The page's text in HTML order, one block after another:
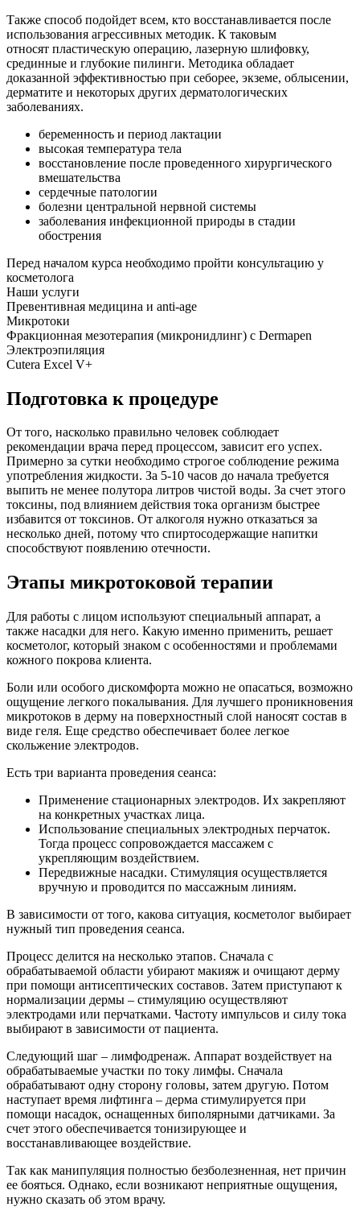
Также способ подойдет всем, кто восстанавливается после
использования агрессивных методик. К таковым
относят пластическую операцию, лазерную шлифовку,
срединные и глубокие пилинги. Методика обладает
доказанной эффективностью при себорее, экземе, облысении,
дерматите и некоторых других дерматологических
заболеваниях.
беременность и период лактации
высокая температура тела
восстановление после проведенного хирургического
вмешательства
сердечные патологии
болезни центральной нервной системы
заболевания инфекционной природы в стадии
обострения
Перед началом курса необходимо пройти консультацию у
косметолога
Наши услуги
Превентивная медицина и anti-age
Микротоки
Фракционная мезотерапия (микронидлинг) с Dermapen
Электроэпиляция
Cutera Excel V+
Подготовка к процедуре
От того, насколько правильно человек соблюдает
рекомендации врача перед процессом, зависит его успех.
Примерно за сутки необходимо строгое соблюдение режима
употребления жидкости. За 5-10 часов до начала требуется
выпить не менее полутора литров чистой воды. За счет этого
токсины, под влиянием действия тока организм быстрее
избавится от токсинов. От алкоголя нужно отказаться за
несколько дней, потому что спиртосодержащие напитки
способствуют появлению отечности.
Этапы микротоковой терапии
Для работы с лицом используют специальный аппарат, а
также насадки для него. Какую именно применить, решает
косметолог, который знаком с особенностями и проблемами
кожного покрова клиента.
Боли или особого дискомфорта можно не опасаться, возможно
ощущение легкого покалывания. Для лучшего проникновения
микротоков в дерму на поверхностный слой наносят состав в
виде геля. Еще средство обеспечивает более легкое
скольжение электродов.
Есть три варианта проведения сеанса:
Применение стационарных электродов. Их закрепляют
на конкретных участках лица.
Использование специальных электродных перчаток.
Тогда процесс сопровождается массажем с
укрепляющим воздействием.
Передвижные насадки. Стимуляция осуществляется
вручную и проводится по массажным линиям.
В зависимости от того, какова ситуация, косметолог выбирает
нужный тип проведения сеанса.
Процесс делится на несколько этапов. Сначала с
обрабатываемой области убирают макияж и очищают дерму
при помощи антисептических составов. Затем приступают к
нормализации дермы – стимуляцию осуществляют
электродами или перчатками. Частоту импульсов и силу тока
выбирают в зависимости от пациента.
Следующий шаг – лимфодренаж. Аппарат воздействует на
обрабатываемые участки по току лимфы. Сначала
обрабатывают одну сторону головы, затем другую. Потом
наступает время лифтинга – дерма стимулируется при
помощи насадок, оснащенных биполярными датчиками. За
счет этого обеспечивается тонизирующее и
восстанавливающее воздействие.
Так как манипуляция полностью безболезненная, нет причин
ее бояться. Однако, если возникают неприятные ощущения,
нужно сказать об этом врачу.